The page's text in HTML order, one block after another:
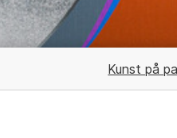
Kunst på